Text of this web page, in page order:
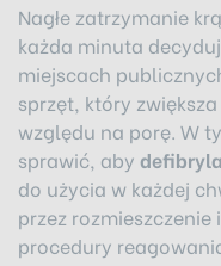
Nagłe zatrzymanie
każda minuta
miejscach
sprzęt, który
względu na porę. W
sprawić, aby
do użycia w każdej
przez
procedury